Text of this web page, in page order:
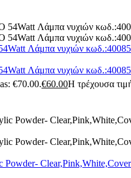
Λάμπα νυχιών
Λάμπα νυχιών
€70.00.€60.00Η τρέχουσα